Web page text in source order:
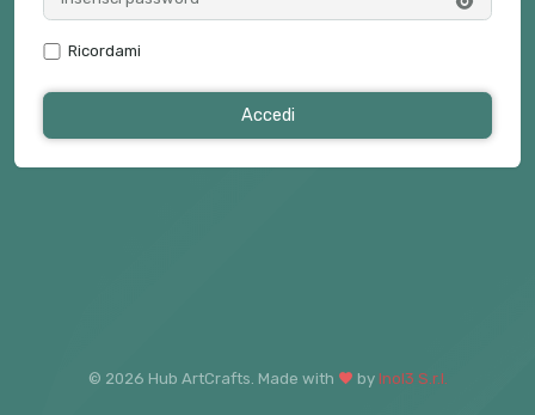
Ricordami
Accedi
© 2026 Hub ArtCrafts. Made with by Inol3 S.r.l.